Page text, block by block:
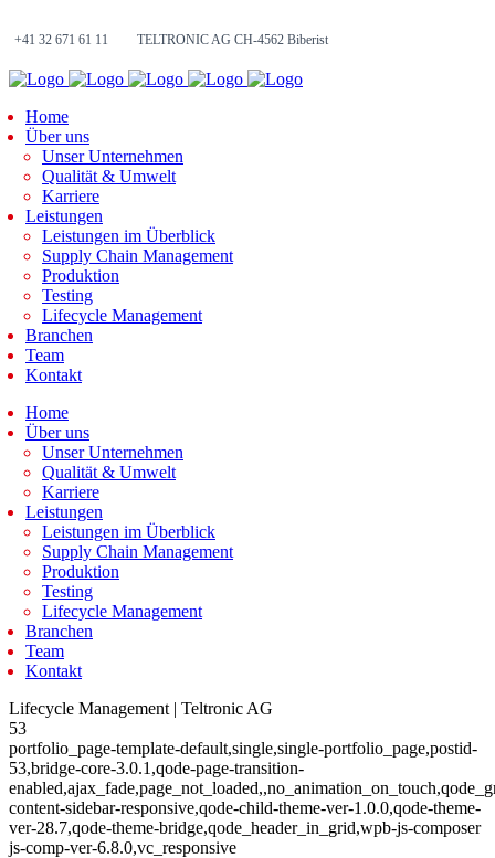
+41 32 671 61 11 TELTRONIC AG CH-4562 Biberist
Home
Über uns
Unser Unternehmen
Qualität & Umwelt
Karriere
Leistungen
Leistungen im Überblick
Supply Chain Management
Produktion
Testing
Lifecycle Management
Branchen
Team
Kontakt
Home
Über uns
Unser Unternehmen
Qualität & Umwelt
Karriere
Leistungen
Leistungen im Überblick
Supply Chain Management
Produktion
Testing
Lifecycle Management
Branchen
Team
Kontakt
Lifecycle Management | Teltronic AG
53
portfolio_page-template-default,single,single-portfolio_page,postid-
53,bridge-core-3.0.1,qode-page-transition-
content-sidebar-responsive,qode-child-theme-ver-1.0.0,qode-theme-
ver-28.7,qode-theme-bridge,qode_header_in_grid,wpb-js-composer
js-comp-ver-6.8.0,vc_responsive